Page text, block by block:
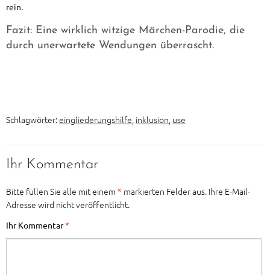
rein.
Fazit: Eine wirklich witzige Märchen-Parodie, die
durch unerwartete Wendungen überrascht.
Schlagwörter:eingliederungshilfe, inklusion, use
Ihr Kommentar
Bitte füllen Sie alle mit einem * markierten Felder aus. Ihre E-Mail-
Adresse wird nicht veröffentlicht.
Ihr Kommentar*